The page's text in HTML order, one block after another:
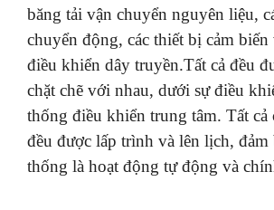
băng tải vận chuyển nguyên liệu,
chuyển động, các thiết bị cảm biến
điều khiển dây truyền.Tất cả đều
chặt chẽ với nhau, dưới sự điều
thống điều khiển trung tâm. Tất cả
đều được lấp trình và lên lịch, đảm
thống là hoạt động tự động và